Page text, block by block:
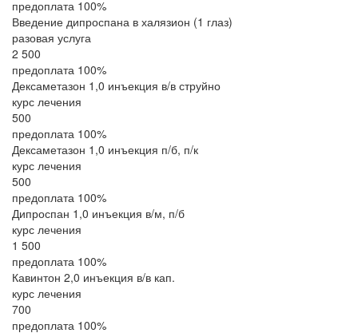
предоплата 100%
Введение дипроспана в халязион (1 глаз)
разовая услуга
2 500
предоплата 100%
Дексаметазон 1,0 инъекция в/в струйно
курс лечения
500
предоплата 100%
Дексаметазон 1,0 инъекция п/б, п/к
курс лечения
500
предоплата 100%
Дипроспан 1,0 инъекция в/м, п/б
курс лечения
1 500
предоплата 100%
Кавинтон 2,0 инъекция в/в кап.
курс лечения
700
предоплата 100%